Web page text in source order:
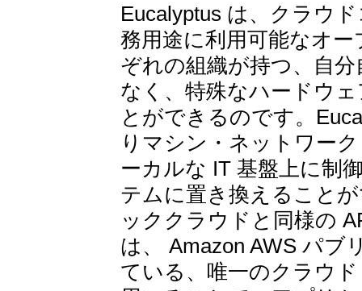
Eucalyptus は、クラウ
務用途に利用可能なオ
ぞれの組織が持つ、自
なく、特殊なハードウ
とができるのです。
りマシン・ネットワー
ーカルな IT 基盤上に制
テムに置き換えること
ッククラウドと同様の
は、 Amazon AWS パブ
ている、唯一のクラウ